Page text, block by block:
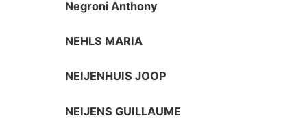
Negroni Anthony
NEHLS MARIA
NEIJENHUIS JOOP
NEIJENS GUILLAUME